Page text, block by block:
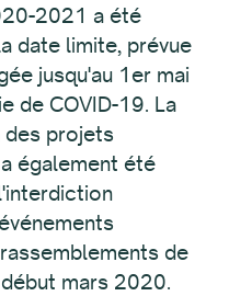
2021 a été
date limite, prévue
jusqu'au 1er mai
de COVID-19. La
projets
également été
de
mars 2020.